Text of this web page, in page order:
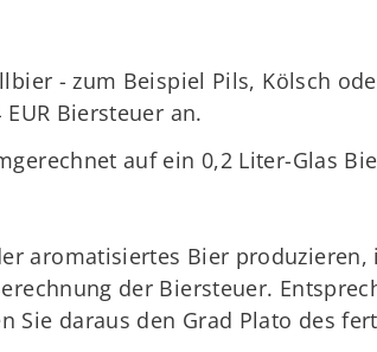
- zum Beispiel Pils, Kölsch
Biersteuer an.
auf ein 0,2 Liter-Glas
aromatisiertes Bier
der Biersteuer.
Sie daraus den Grad Plato des